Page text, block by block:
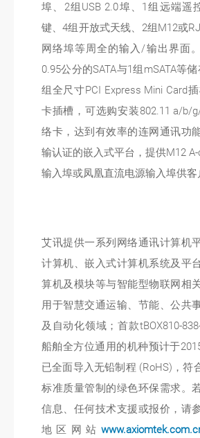
埠、2组USB 2.0埠、1组远端遥
键、4组开放式天线、2组M12或
网络埠等周全的输入/输出界面
0.95公分的SATA与1组mSATA等
组全尺寸PCI Express Mini Card
卡插槽，可选购安装802.11 a/b/
络卡，达到有效率的连网通讯功
输认证的嵌入式平台，提供M12
输入埠或凤凰直流电源输入埠供客
艾讯提供一系列网络通讯计算机
计算机、嵌入式计算机系统及平
算机及模块等与智能型物联网相
用于智慧交通运输、节能、公共
及自动化领域；首款tBOX810-
船舶全方位通用的机种预计于
已全面导入无铅制程 (RoHS)，符
标准质量管制的绿色环保需求。
信息、任何技术支援或报价，请
地区网站